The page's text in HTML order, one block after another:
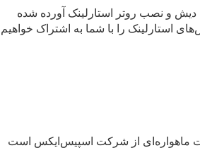
دیش و نصب روتر استارلینک آورده شده
استارلینک را با شما به اشتراک خواهیم
ماهواره‌ای از شرکت اسپیس‌ایکس است